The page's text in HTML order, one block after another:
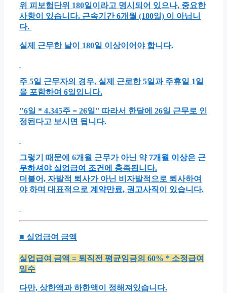
위 피보험단위 180일이라고 명시되어 있으나, 중요한
사항이 있습니다. 근속기간 6개월 (180일) 이 아닙니
다.
실제 근무한 날이 180일 이상이어야 합니다.
주 5일 근무자의 경우, 실제 근로한 5일과 주휴일 1일
을 포함하여 6일입니다.
"6일 * 4.345주 = 26일" 따라서 한달에 26일 근무로 인
정된다고 보시면 됩니다.
그렇기 때문에 6개월 근무가 아닌 약 7개월 이상은 근
무하셔야 실업급여 조건 에 충족됩니다.
더불어, 자발적 퇴사가 아닌 비자발적으로 퇴사하여
야 하며 대표적으로 계약만료, 권고사직이 있습니다.
■ 실업급여 금액
실업급여 금액 = 퇴직전 평균임금의 60% * 소정급여
일수
다만, 상한액과 하한액이 정해져있습니다.